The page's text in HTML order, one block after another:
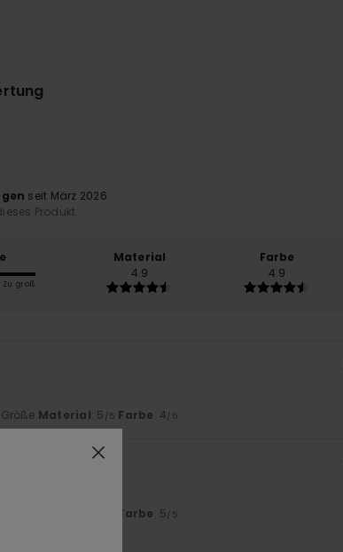
seit März 2026
Produkt
Zu groß
Material
4.9
Farbe
4.9
Größe Material: 5 /5 Farbe: 4/5
Farbe: 5/5